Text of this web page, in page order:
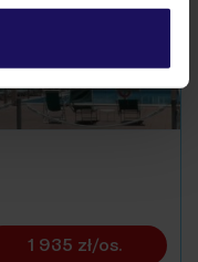
1 935 zł/os.